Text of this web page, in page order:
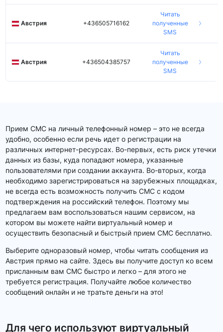
Австрия +436505716162
Читать
полученные
SMS
Австрия +436504385757
Читать
полученные
SMS
Прием СМС на личный телефонный номер – это не всегда
удобно, особенно если речь идет о регистрации на
различных интернет-ресурсах. Во-первых, есть риск утечки
данных из базы, куда попадают номера, указанные
пользователями при создании аккаунта. Во-вторых, когда
необходимо зарегистрироваться на зарубежных площадках,
не всегда есть возможность получить СМС с кодом
подтверждения на российский телефон. Поэтому мы
предлагаем вам воспользоваться нашим сервисом, на
котором вы можете найти виртуальный номер и
осуществить безопасный и быстрый прием СМС бесплатно.
Выберите одноразовый номер, чтобы читать сообщения из
Австрия прямо на сайте. Здесь вы получите доступ ко всем
присланным вам СМС быстро и легко – для этого не
требуется регистрация. Получайте любое количество
сообщений онлайн и не тратьте деньги на это!
Для чего используют виртуальный